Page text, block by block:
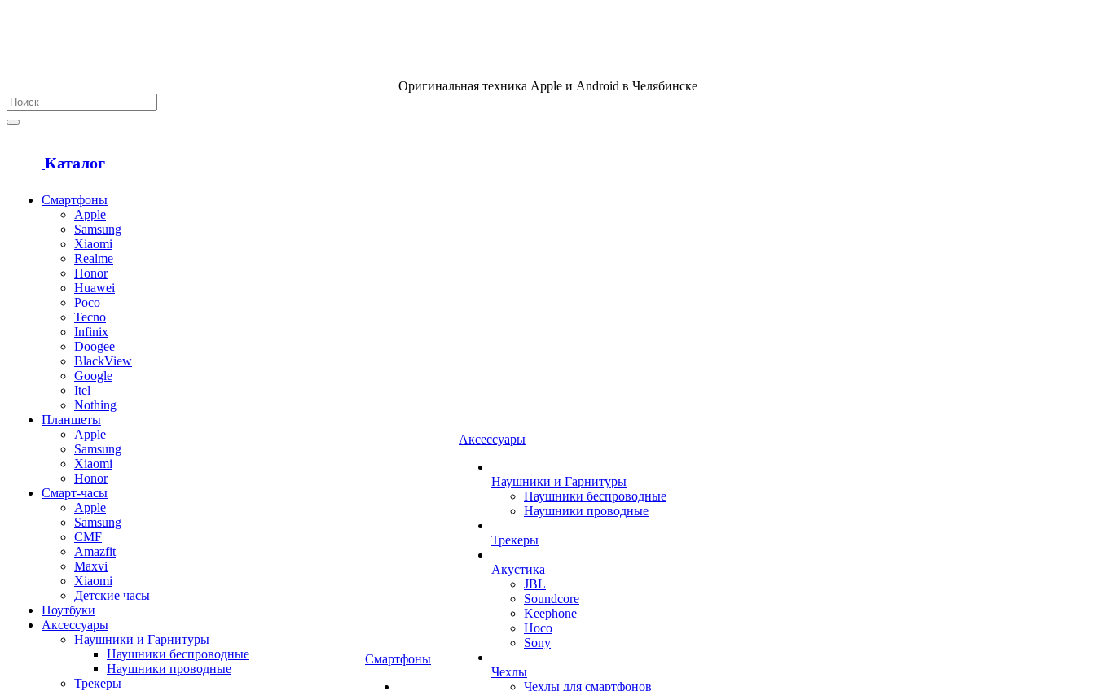
Оригинальная техника Apple и Android в Челябинске
Каталог
Смартфоны
Apple
Samsung
Xiaomi
Realme
Honor
Huawei
Poco
Tecno
Infinix
Doogee
BlackView
Google
Itel
Nothing
Планшеты
Apple
Samsung
Xiaomi
Honor
Смарт-часы
Apple
Samsung
CMF
Amazfit
Maxvi
Xiaomi
Детские часы
Ноутбуки
Аксессуары
Наушники и Гарнитуры
Наушники беспроводные
Наушники проводные
Трекеры
Смартфоны
Аксессуары
Наушники и Гарнитуры
Наушники беспроводные
Наушники проводные
Трекеры
Акустика
JBL
Soundcore
Keephone
Hoco
Sony
Чехлы
Чехлы для смартфонов